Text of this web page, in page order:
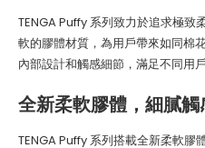
TENGA Puffy 系列致力於追求極致
軟的膠體材質，為用戶帶來如同棉
內部設計和觸感細節，滿足不同用
全新柔軟膠體，細膩觸
TENGA Puffy 系列搭載全新柔軟膠